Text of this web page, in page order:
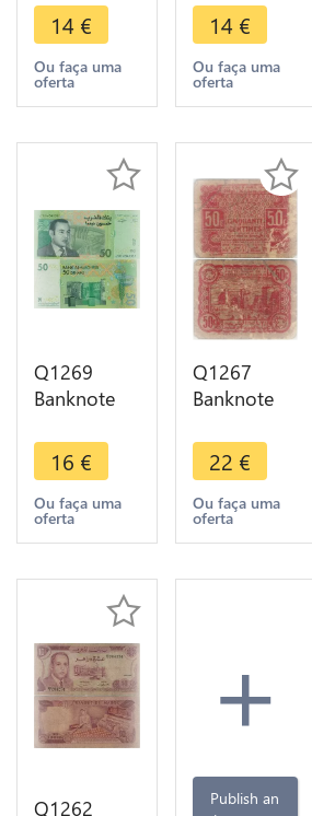
Dirhams
King
Hassann II
1987 -
UNC
14 €
Ou faça uma
oferta
Dirhams
King
Hassan II
1970 -1390
Make offer
14 €
Ou faça uma
oferta
Q1269
Banknote
Dirhams
King
Mohammed
VI 2002 -
16 €
Ou faça uma
oferta
Q1267
Banknote
Centimes
1944 ->
Make offer
22 €
Ou faça uma
oferta
Q1262
+
Publish an